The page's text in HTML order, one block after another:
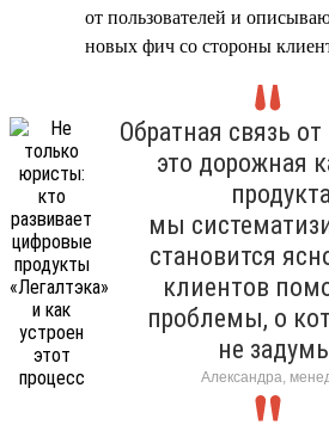
от пользователей и
новых фич со стороны
Обратная связь
это дорожная
мы
становится
клиентов
проблемы, о
не
Александра,